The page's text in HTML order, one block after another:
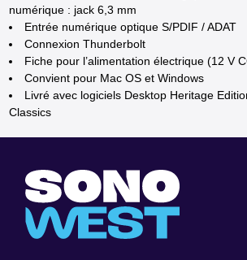
numérique : jack 6,3 mm
Entrée numérique optique S/PDIF / ADAT
Connexion Thunderbolt
Fiche pour l’alimentation électrique (12 V
Convient pour Mac OS et Windows
Livré avec logiciels Desktop Heritage
Classics